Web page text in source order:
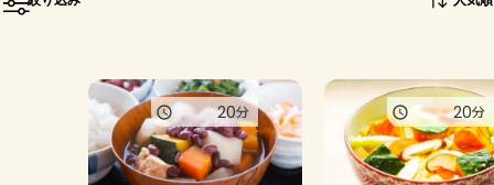
トーク
よくあるお問い合わせ
20分 20分